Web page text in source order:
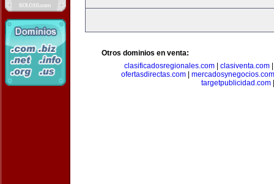
Otros dominios en venta:
clasificadosregionales.com| clasiventa.com
ofertasdirectas.com
mercadosynegocios.com
targetpublicidad.com